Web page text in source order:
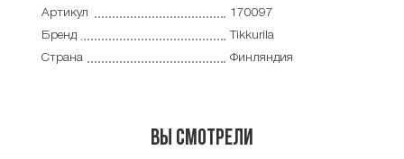
Артикул
170097
Бренд
Tikkurila
Страна
Финляндия
Вы смотрели